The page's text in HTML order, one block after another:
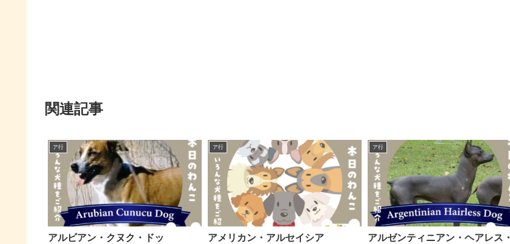
関連記事
ア行
アルビアン・クヌク・ドッ
ア行
アメリカン・アルセイシア
ア行
アルゼンティニアン・ヘアレス・